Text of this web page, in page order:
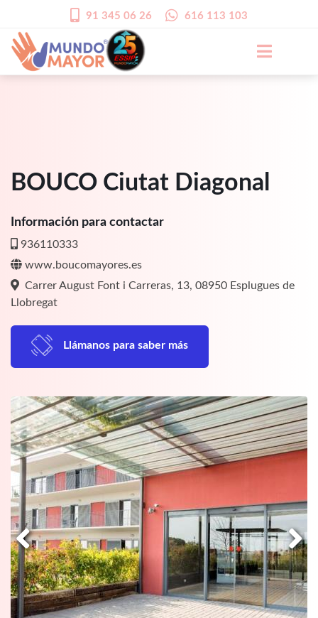
91 345 06 26 616 113 103
BOUCO Ciutat Diagonal
Información para contactar
936110333
www.boucomayores.es
Carrer August Font i Carreras, 13, 08950 Esplugues de
Llobregat
Llámanos para saber más